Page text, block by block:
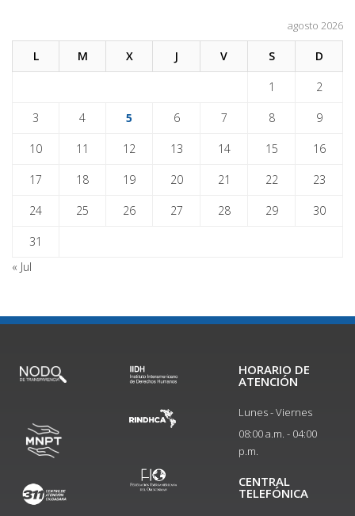
agosto 2026
L M X J V S D
1 2
3 4 5 6 7 8 9
10 11 12 13 14 15 16
17 18 19 20 21 22 23
24 25 26 27 28 29 30
31
« Jul
HORARIO DE
ATENCIÓN
Lunes - Viernes
08:00 a.m. - 04:00
p.m.
CENTRAL
TELEFÓNICA